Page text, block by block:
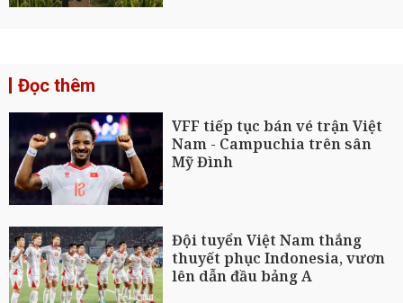
Đọc thêm
VFF tiếp tục bán vé trận Việt
Nam - Campuchia trên sân
Mỹ Đình
Đội tuyển Việt Nam thắng
thuyết phục Indonesia, vươn
lên dẫn đầu bảng A